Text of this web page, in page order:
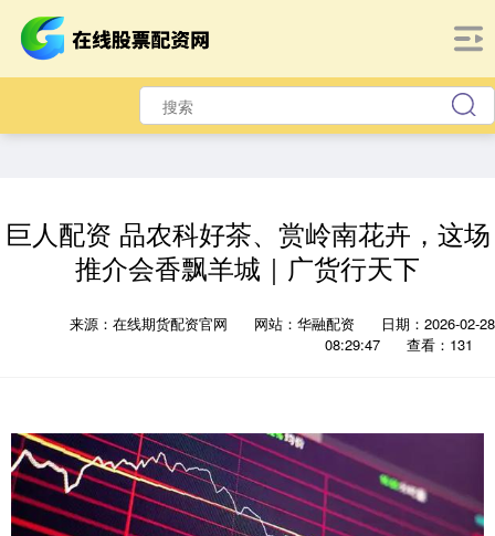
巨人配资 品农科好茶、赏岭南花卉，这场
推介会香飘羊城｜广货行天下
来源：在线期货配资官网 网站：华融配资
日期：2026-02-28
08:29:47
查看：131